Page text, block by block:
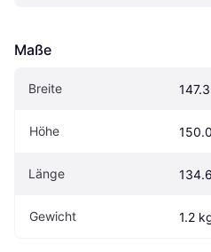
Maße
Breite
Höhe
Länge
Gewicht 1.2